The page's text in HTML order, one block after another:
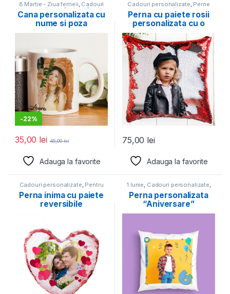
8 Martie - Ziua femeii, Cadouri
personalizate CadouriCool
Cani personalizate
Cana personalizata cu
nume si poza
-22%
35,00 lei 45,00lei
Adauga la favorite
Cadouri personalizate, Perne
personalizate
Perna cu paiete rosii
personalizata cu o
fotografie
75,00 lei
Adauga la favorite
Cadouri personalizate, Pentru
Pentru iubita Perne
personalizate,Valentine's Day
Perna inima cu paiete
reversibile
1 Iunie, Cadouri personalizate,
De Paste Pentru copii,
personalizate
Perna personalizata
“Aniversare”